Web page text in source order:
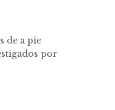
de a pie
por